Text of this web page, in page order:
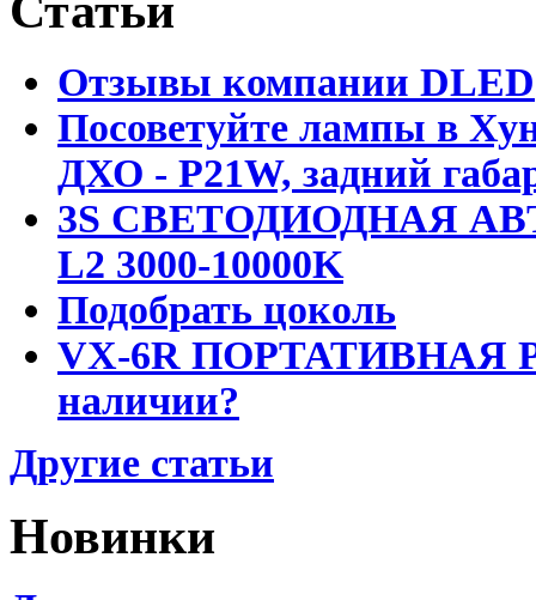
Отзывы компании DLED
Посоветуйте лампы в
ДХО - P21W, задний
3S СВЕТОДИОДНАЯ
L2 3000-10000K
Подобрать цоколь
VX-6R ПОРТАТИВНАЯ
наличии?
Другие статьи
Новинки